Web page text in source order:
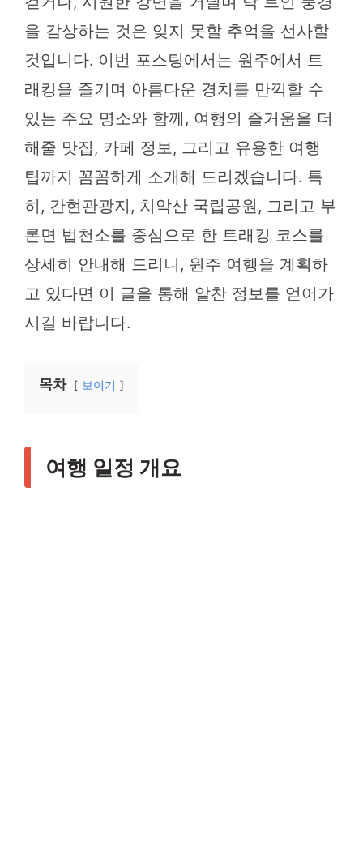
을 감상하는 것은 잊지 못할 추억을 선사할
것입니다. 이번 포스팅에서는 원주에서 트
래킹을 즐기며 아름다운 경치를 만끽할 수
있는 주요 명소와 함께, 여행의 즐거움을 더
해줄 맛집, 카페 정보, 그리고 유용한 여행
팁까지 꼼꼼하게 소개해 드리겠습니다. 특
히, 간현관광지, 치악산 국립공원, 그리고 부
론면 법천소를 중심으로 한 트래킹 코스를
상세히 안내해 드리니, 원주 여행을 계획하
고 있다면 이 글을 통해 알찬 정보를 얻어가
시길 바랍니다.
목차 보이기
여행 일정 개요